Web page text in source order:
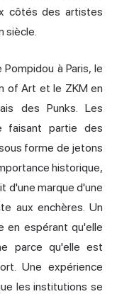
côtés des artistes
siècle.
à Paris, le
of Art et le ZKM en
des Punks. Les
faisant partie des
forme de jetons
historique,
d'une marque d'une
aux enchères. Un
en espérant qu'elle
parce qu'elle est
Une expérience
les institutions se